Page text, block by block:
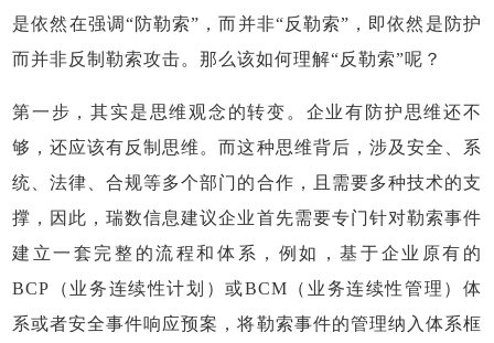
是依然在强调“防勒索”，而并非“反勒索”，即依然是防护
而并非反制勒索攻击。那么该如何理解“反勒索”呢？
第一步，其实是思维观念的转变。企业有防护思维还不
够，还应该有反制思维。而这种思维背后，涉及安全、系
统、法律、合规等多个部门的合作，且需要多种技术的支
撑，因此，瑞数信息建议企业首先需要专门针对勒索事件
建立一套完整的流程和体系，例如，基于企业原有的
BCP（业务连续性计划）或BCM（业务连续性管理）体
系或者安全事件响应预案，将勒索事件的管理纳入体系框